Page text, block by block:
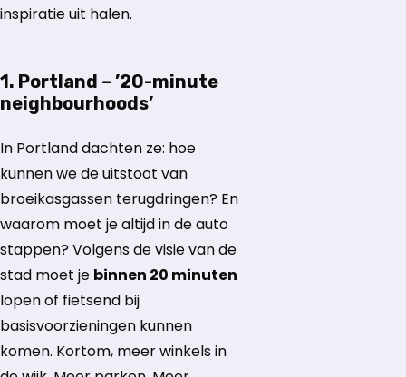
inspiratie uit halen.
1. Portland – ’20-minute
neighbourhoods’
In Portland dachten ze: hoe
kunnen we de uitstoot van
broeikasgassen terugdringen? En
waarom moet je altijd in de auto
stappen? Volgens de visie van de
stad moet je binnen 20 minuten
lopen of fietsend bij
basisvoorzieningen kunnen
komen. Kortom, meer winkels in